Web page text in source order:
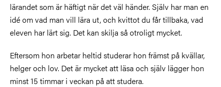
lärandet som är häftigt när det väl händer. Själv har man en
idé om vad man vill lära ut, och kvittot du får tillbaka, vad
eleven har lärt sig. Det kan skilja så otroligt mycket.
Eftersom hon arbetar heltid studerar hon främst på kvällar,
helger och lov. Det är mycket att läsa och själv lägger hon
minst 15 timmar i veckan på att studera.